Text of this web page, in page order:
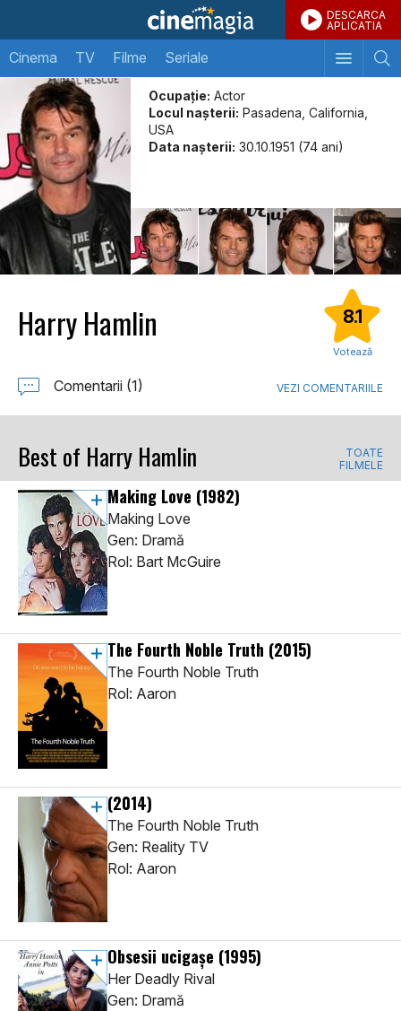
DESCARCA
APLICATIA
Cinema TV Filme Seriale
Ocupație: Actor
Locul naşterii: Pasadena, California,
USA
Data naşterii: 30.10.1951 (74 ani)
Harry Hamlin 8.1
Votează
Comentarii (1) VEZI COMENTARIILE
Best of Harry Hamlin
TOATE
FILMELE
Making Love (1982)
Making Love
Gen: Dramă
Rol: Bart McGuire
The Fourth Noble Truth (2015)
The Fourth Noble Truth
Rol: Aaron
(2014)
The Fourth Noble Truth
Gen: Reality TV
Rol: Aaron
Obsesii ucigașe (1995)
Her Deadly Rival
Gen: Dramă